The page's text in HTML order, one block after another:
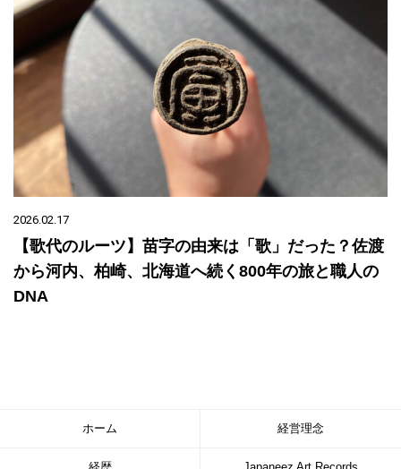
2026.02.17
【歌代のルーツ】苗字の由来は「歌」だった？佐渡
から河内、柏崎、北海道へ続く800年の旅と職人の
DNA
ホーム 経営理念